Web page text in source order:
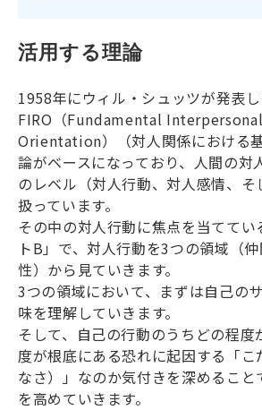
活用する理論
1958年にウィル・シュッツが発表
FIRO（Fundamental
Orientation）（対人関係における
論がベースになっており、人間の対
のレベル（対人行動、対人感情、そ
扱っています。
その中の対人行動に焦点を当てて
トB」で、対人行動を3つの領域（
性）から見ていきます。
3つの領域において、まずは自己の
味を理解していきます。
そして、自己の行動のうちどの程度
度が根底にある恐れに起因する「こ
なさ）」なのか気付きを深めること
を高めていきます。